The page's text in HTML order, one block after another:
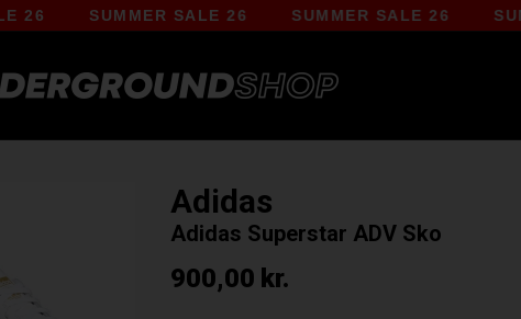
SUMMER SALE 26 SUMMER SALE 26
Adidas
Adidas Superstar ADV Sko
900,00 kr.